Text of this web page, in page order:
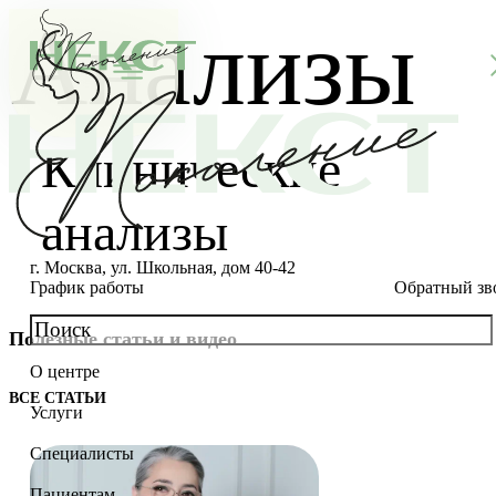
г. Москва, ул. Школьная, дом 40-42
График работы
Обратный
О центре
О клинике
Благотворительность
Услуги
Стоимость ЭКО
Специалисты
Главный врач
Анализы
Клинические
анализы
Полезные статьи и видео
ВСЕ СТАТЬИ